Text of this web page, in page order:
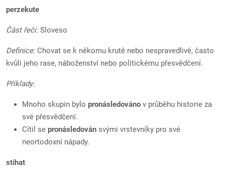
perzekute
Část řeči:Sloveso
Definice:Chovat se k někomu krutě nebo nespravedlivě, často
kvůli jeho rase, náboženství nebo politickému přesvědčení.
Příklady:
Mnoho skupin bylo pronásledováno v průběhu historie za
své přesvědčení.
Cítil se pronásledován svými vrstevníky pro své
neortodoxní nápady.
stíhat